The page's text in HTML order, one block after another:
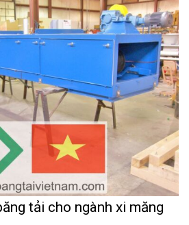
tải cho ngành xi măng